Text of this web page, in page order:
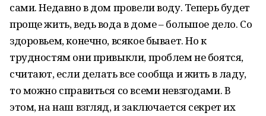
сами. Недавно в дом провели воду. Теперь будет
проще жить, ведь вода в доме – большое дело. Со
здоровьем, конечно, всякое бывает. Но к
трудностям они привыкли, проблем не боятся,
считают, если делать все сообща и жить в ладу,
то можно справиться со всеми невзгодами. В
этом, на наш взгляд, и заключается секрет их